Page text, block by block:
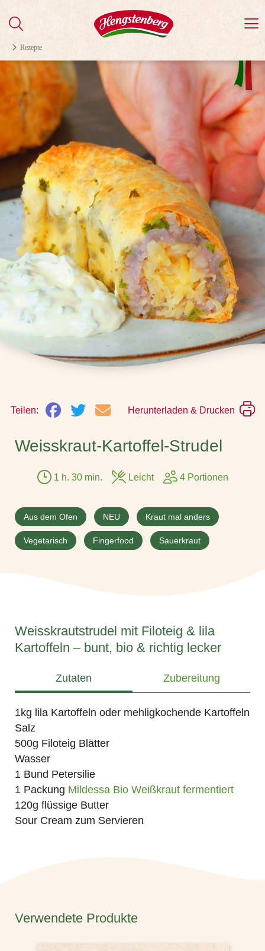
Rezepte
Teilen: Herunterladen & Drucken
Weisskraut-Kartoffel-Strudel
1 h. 30 min. Leicht 4 Portionen
Aus dem Ofen NEU Kraut mal anders
Vegetarisch Fingerfood Sauerkraut
Weisskrautstrudel mit Filoteig & lila
Kartoffeln – bunt, bio & richtig lecker
Zutaten Zubereitung
1kg lila Kartoffeln oder mehligkochende Kartoffeln
Salz
500g Filoteig Blätter
Wasser
1 Bund Petersilie
1 Packung Mildessa Bio Weißkraut fermentiert
120g flüssige Butter
Sour Cream zum Servieren
Verwendete Produkte